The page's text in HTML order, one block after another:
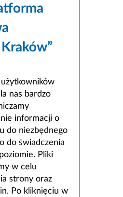
nas bardzo
informacji o
do niezbędnego
do świadczenia
Pliki
w celu
strony oraz
Po kliknięciu w